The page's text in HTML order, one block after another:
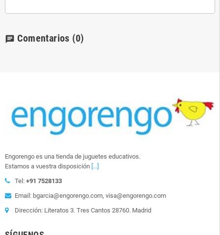
chat Comentarios (0)
Engorengo es una tienda de juguetes educativos.
Estamos a vuestra disposición [...]
Tel: +91 7528133
Email: bgarcia@engorengo.com, visa@engorengo.com
Dirección: Literatos 3. Tres Cantos 28760. Madrid